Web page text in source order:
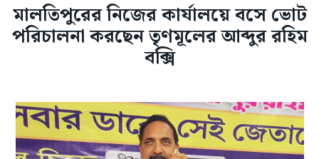
মালতিপুরের নিজের কার্যালয়ে বসে ভোট
পরিচালনা করছেন তৃণমূলের আব্দুর রহিম
বক্সি